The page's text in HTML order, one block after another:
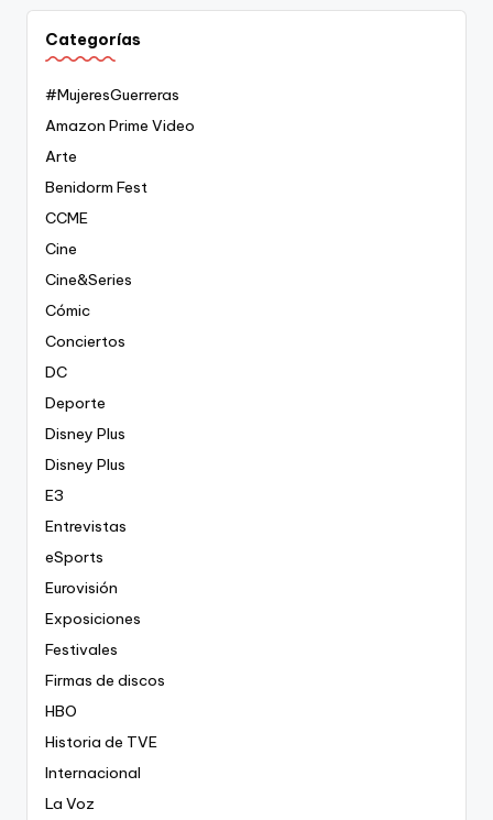
Categorías
#MujeresGuerreras
Amazon Prime Video
Arte
Benidorm Fest
CCME
Cine
Cine&Series
Cómic
Conciertos
DC
Deporte
Disney Plus
Disney Plus
E3
Entrevistas
eSports
Eurovisión
Exposiciones
Festivales
Firmas de discos
HBO
Historia de TVE
Internacional
La Voz